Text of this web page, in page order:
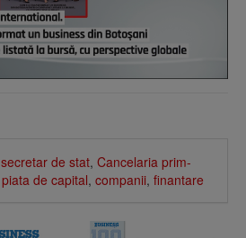
secretar de stat, Cancelaria prim-
piata de capital, companii, finantare